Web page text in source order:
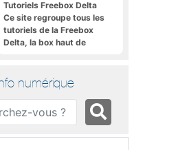
Tutoriels Freebox Delta
Ce site regroupe tous les
tutoriels de la Freebox
Delta, la box haut de
numérique